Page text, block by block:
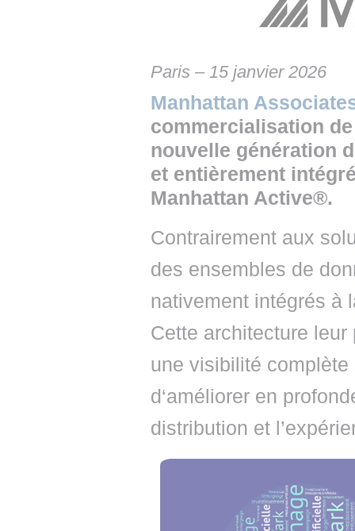
TOUTES LES INTERVIEWS
👉 PLANNING EDITORIAL
•
•
👉
Paris – 15 janvier 2026
Manhattan
commercialisation
nouvelle génération
et entièrement
Manhattan Active®.
Contrairement aux
des ensembles de
nativement intégrés à
Cette architecture leur
une visibilité
d‘améliorer en
distribution et